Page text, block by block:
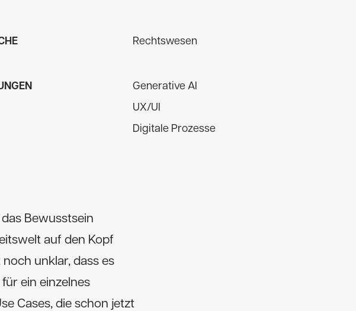
Rechtswesen
Generative AI
UX/UI
Digitale Prozesse
Bewusstsein
auf den Kopf
unklar, dass es
ein einzelnes
Cases, die schon jetzt